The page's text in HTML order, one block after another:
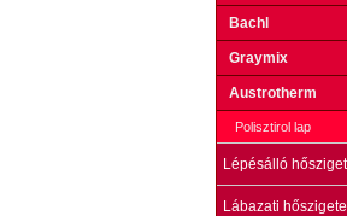
Bachl
Graymix
Austrotherm
Polisztirol lap
Lépésálló
Lábazati